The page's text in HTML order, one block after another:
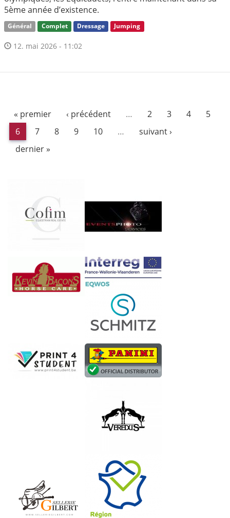
5ème année d’existence.
Général Complet Dressage Jumping
12. mai 2026 - 11:02
« premier ‹ précédent … 2 3 4
5
6
7 8 9 10 …
suivant ›
dernier »